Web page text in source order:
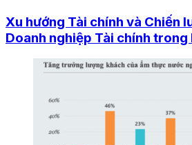
Xu hướng Tài chính và Chiến
Doanh nghiệp Tài chính trong